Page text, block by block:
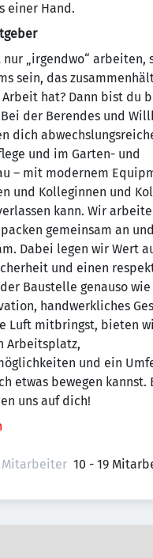
einer Hand.
„irgendwo“ arbeiten,
sein, das
hat? Dann bist du
der Berendes und
dich
und im Garten- und
– mit modernem
und Kolleginnen und
kann. Wir
gemeinsam an
Dabei legen wir Wert
und einen
Baustelle genauso
handwerkliches
Luft mitbringst, bieten
Arbeitsplatz,
und ein
etwas bewegen kannst.
uns auf dich!
Mitarbeiter 10 - 19